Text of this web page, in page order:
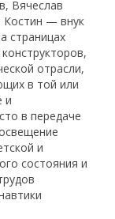
Вячеслав
Костин — внук
страницах
отрасли,
в той или
и
в передаче
и
состояния и